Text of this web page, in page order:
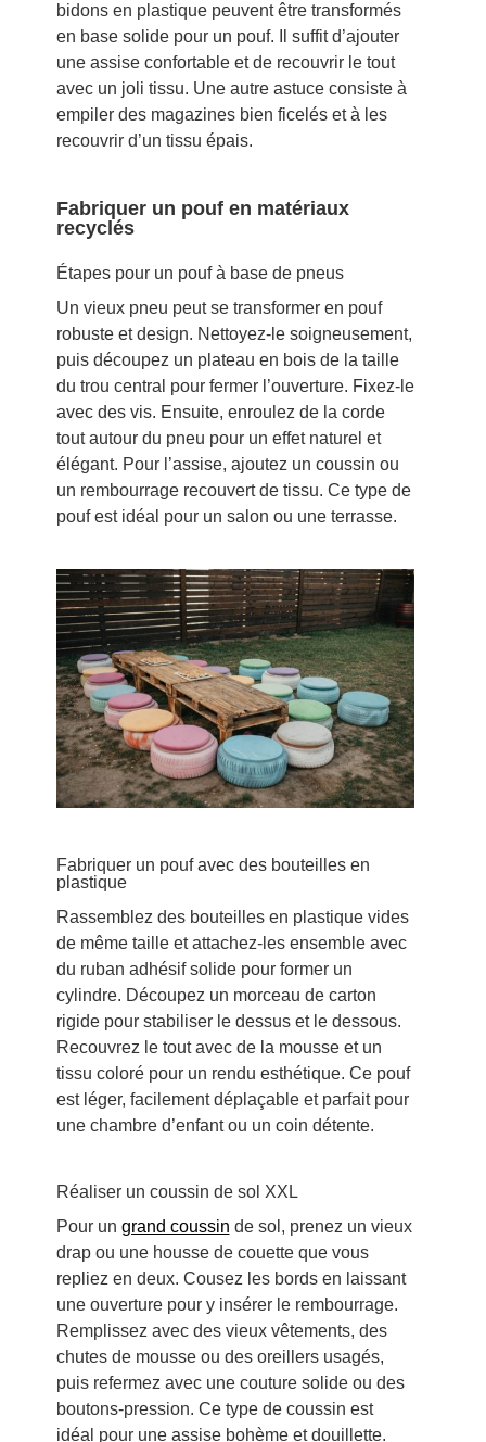
bidons en plastique peuvent être transformés
en base solide pour un pouf. Il suffit d’ajouter
une assise confortable et de recouvrir le tout
avec un joli tissu. Une autre astuce consiste à
empiler des magazines bien ficelés et à les
recouvrir d’un tissu épais.
Fabriquer un pouf en matériaux
recyclés
Étapes pour un pouf à base de pneus
Un vieux pneu peut se transformer en pouf
robuste et design. Nettoyez-le soigneusement,
puis découpez un plateau en bois de la taille
du trou central pour fermer l’ouverture. Fixez-le
avec des vis. Ensuite, enroulez de la corde
tout autour du pneu pour un effet naturel et
élégant. Pour l’assise, ajoutez un coussin ou
un rembourrage recouvert de tissu. Ce type de
pouf est idéal pour un salon ou une terrasse.
Fabriquer un pouf avec des bouteilles en
plastique
Rassemblez des bouteilles en plastique vides
de même taille et attachez-les ensemble avec
du ruban adhésif solide pour former un
cylindre. Découpez un morceau de carton
rigide pour stabiliser le dessus et le dessous.
Recouvrez le tout avec de la mousse et un
tissu coloré pour un rendu esthétique. Ce pouf
est léger, facilement déplaçable et parfait pour
une chambre d’enfant ou un coin détente.
Réaliser un coussin de sol XXL
Pour un grand coussin de sol, prenez un vieux
drap ou une housse de couette que vous
repliez en deux. Cousez les bords en laissant
une ouverture pour y insérer le rembourrage.
Remplissez avec des vieux vêtements, des
chutes de mousse ou des oreillers usagés,
puis refermez avec une couture solide ou des
boutons-pression. Ce type de coussin est
idéal pour une assise bohème et douillette.